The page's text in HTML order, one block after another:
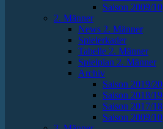
Saison 2009/10
2. Männer
News 2. Männer
Spielerkader
Tabelle 2. Männer
Spielplan 2. Männer
Archiv
Saison 2019/20
Saison 2018/19
Saison 2017/18
Saison 2009/10